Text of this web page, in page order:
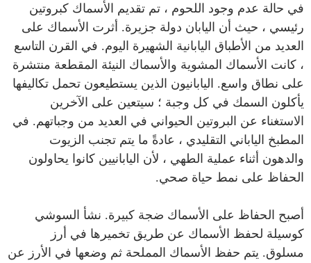
في حالة عدم وجود اللحوم ، تم تقديم الأسماك كبروتين
رئيسي ، حيث أن اليابان دولة جزيرة. أثرت الأسماك على
العديد من الأطباق اليابانية الشهيرة اليوم. في القرن التاسع
، كانت الأسماك المشوية والأسماك النيئة المقطعة منتشرة
على نطاق واسع. اليابانيون الذين يستطيعون تحمل تكاليفها
يأكلون السمك في كل وجبة ؛ سيتعين على الآخرين
الاستغناء عن البروتين الحيواني في العديد من وجباتهم. في
المطبخ الياباني التقليدي ، عادةً ما يتم تجنب الزيوت
والدهون أثناء عملية الطهي ، لأن اليابانيين كانوا يحاولون
الحفاظ على نمط حياة صحي.
أصبح الحفاظ على الأسماك ضجة كبيرة. نشأ السوشي
كوسيلة لحفظ الأسماك عن طريق تخميرها في أرز
مسلوق. يتم حفظ الأسماك المملحة ثم وضعها في الأرز عن